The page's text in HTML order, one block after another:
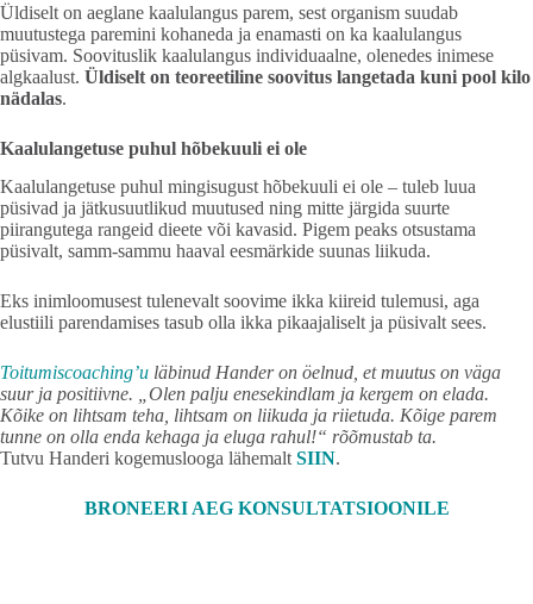
Üldiselt on aeglane kaalulangus parem, sest organism suudab
muutustega paremini kohaneda ja enamasti on ka kaalulangus
püsivam. Soovituslik kaalulangus individuaalne, olenedes inimese
algkaalust. Üldiselt on teoreetiline soovitus langetada kuni pool kilo
nädalas.
Kaalulangetuse puhul hõbekuuli ei ole
Kaalulangetuse puhul mingisugust hõbekuuli ei ole – tuleb luua
püsivad ja jätkusuutlikud muutused ning mitte järgida suurte
piirangutega rangeid dieete või kavasid. Pigem peaks otsustama
püsivalt, samm-sammu haaval eesmärkide suunas liikuda.
Eks inimloomusest tulenevalt soovime ikka kiireid tulemusi, aga
elustiili parendamises tasub olla ikka pikaajaliselt ja püsivalt sees.
Toitumiscoaching’u läbinud Hander on öelnud, et muutus on väga
suur ja positiivne. „Olen palju enesekindlam ja kergem on elada.
Kõike on lihtsam teha, lihtsam on liikuda ja riietuda. Kõige parem
tunne on olla enda kehaga ja eluga rahul!“ rõõmustab ta.
Tutvu Handeri kogemuslooga lähemaltSIIN.
BRONEERI AEG KONSULTATSIOONILE